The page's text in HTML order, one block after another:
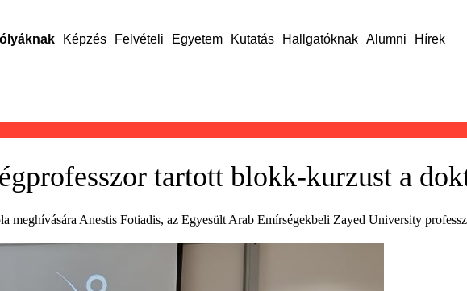
Képzés Felvételi Egyetem Kutatás Hallgatóknak Alumni Hírek
tartott blokk-kurzust a
meghívására Anestis Fotiadis, az Egyesült Arab Emírségekbeli Zayed University